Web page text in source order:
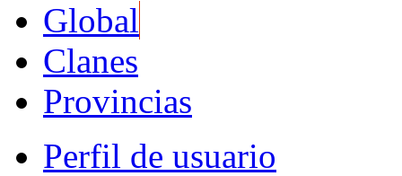
Global
Clanes
Provincias
Perfil de usuario